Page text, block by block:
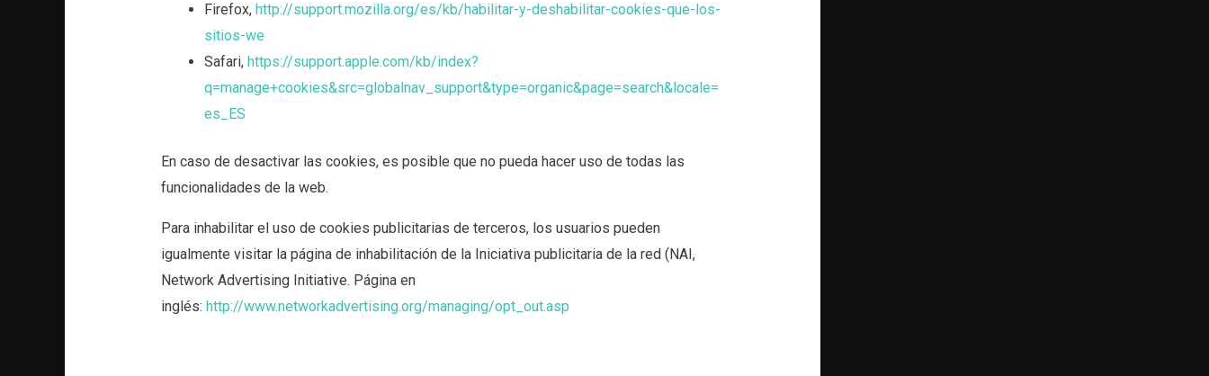
Firefox, http://support.mozilla.org/es/kb/habilitar-y-deshabilitar-cookies-que-los-
sitios-we
Safari, https://support.apple.com/kb/index?
q=manage+cookies&src=globalnav_support&type=organic&page=search&locale=
es_ES
En caso de desactivar las cookies, es posible que no pueda hacer uso de todas las
funcionalidades de la web.
Para inhabilitar el uso de cookies publicitarias de terceros, los usuarios pueden
igualmente visitar la página de inhabilitación de la Iniciativa publicitaria de la red (NAI,
Network Advertising Initiative. Página en
inglés: http://www.networkadvertising.org/managing/opt_out.asp